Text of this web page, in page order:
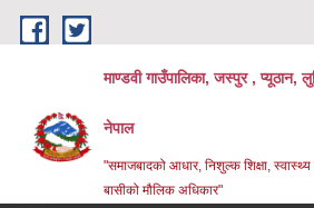
Skip to main content
माण्डवी गाउँपालिका, जस्पुर , प्यूठान,
नेपाल
"समाजबादको आधार, निशुल्क शिक्षा, स्वास्थ्य
बासीको मौलिक अधिकार"